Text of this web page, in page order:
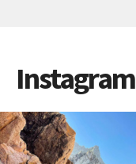
Instagram